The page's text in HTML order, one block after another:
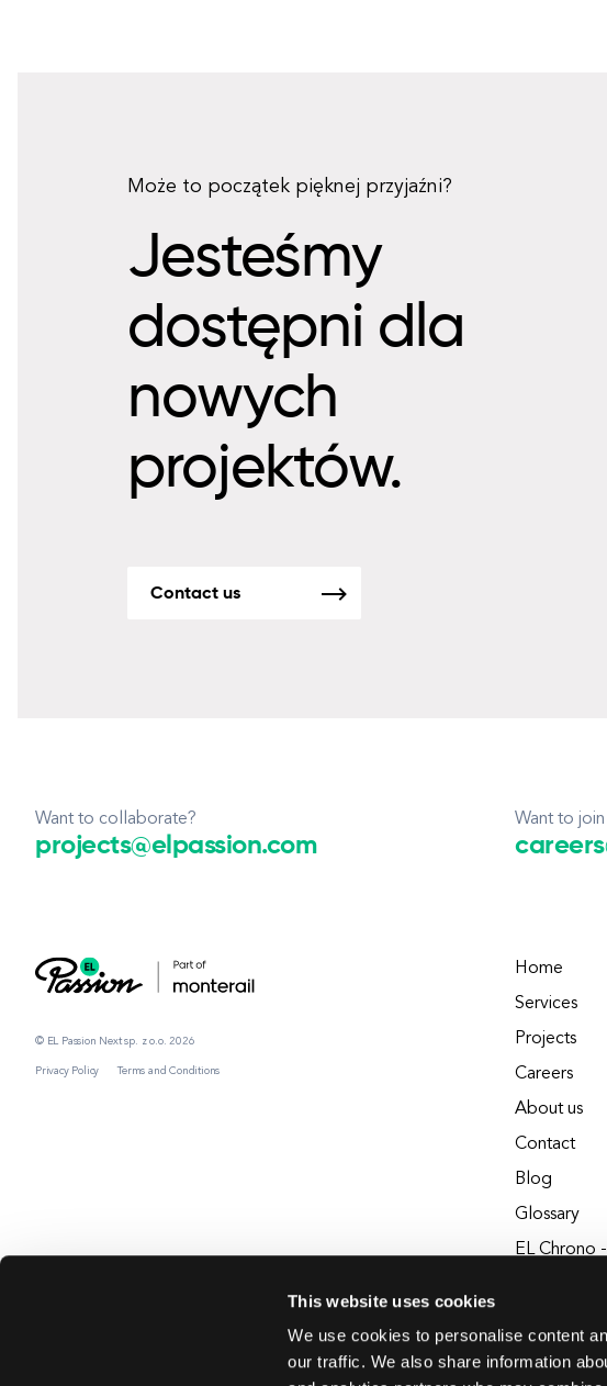
This website uses cookies
We use cookies to personalise content
our traffic. We also share information
Może to początek pięknej przyjaźni?
Jesteśmy
dostępni dla
nowych
projektów.
Contact us
Want to collaborate?
projects@elpassion.com
Want to join
© EL Passion Next sp. z o.o. 2026
Privacy Policy Terms and Conditions
Home
Services
Projects
Careers
About us
Contact
Blog
Glossary
EL Chrono